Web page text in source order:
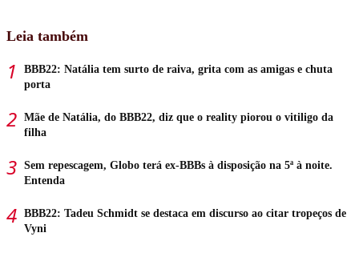
Leia também
BBB22: Natália tem surto de raiva, grita com as amigas e chuta
porta
Mãe de Natália, do BBB22, diz que o reality piorou o vitiligo da
filha
Sem repescagem, Globo terá ex-BBBs à disposição na 5ª à noite.
Entenda
BBB22: Tadeu Schmidt se destaca em discurso ao citar tropeços de
Vyni